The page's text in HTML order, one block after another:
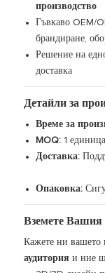
производство
Гъвкаво OEM/
брандиране,
Решение на
доставка
Детайли за
Време за
MOQ:1 единица
Доставка:
Опаковка:
Вземете Вашия
Кажете ни вашето
аудитория и ние